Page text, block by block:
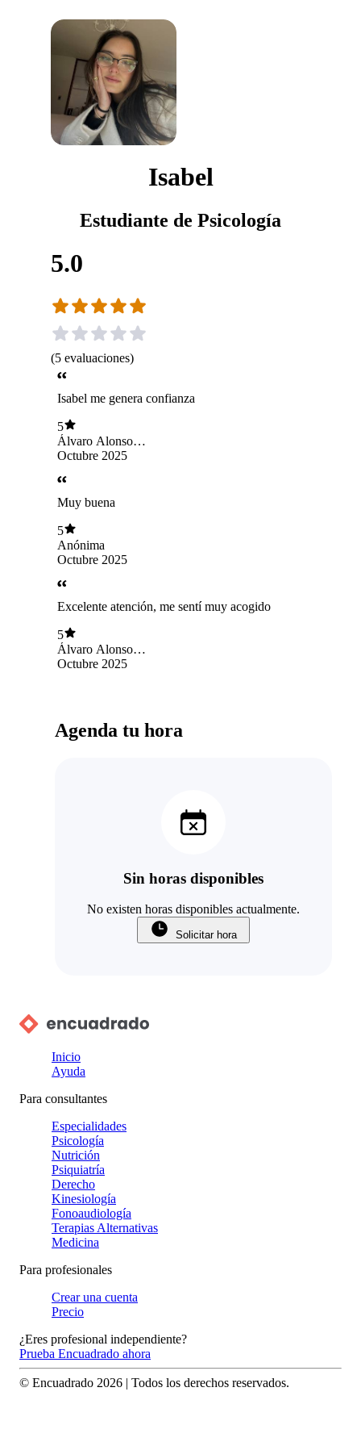
Isabel
Estudiante de Psicología
5.0
(5 evaluaciones)
Isabel me genera confianza
5
Álvaro Alonso
Oblitas Flores
Octubre 2025
Muy buena
5
Anónima
Octubre 2025
Excelente atención, me sentí muy acogido
5
Álvaro Alonso
Oblitas Flores
Octubre 2025
Agenda tu hora
Sin horas disponibles
No existen horas disponibles actualmente.
Solicitar hora
Inicio
Ayuda
Para consultantes
Especialidades
Psicología
Nutrición
Psiquiatría
Derecho
Kinesiología
Fonoaudiología
Terapias Alternativas
Medicina
Para profesionales
Crear una cuenta
Precio
¿Eres profesional independiente?
Prueba Encuadrado ahora
© Encuadrado 2026 | Todos los derechos reservados.